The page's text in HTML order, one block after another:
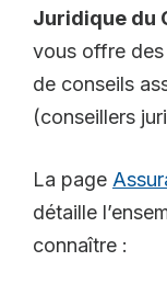
Juridique du
vous offre
de conseils
(conseillers
La page
détaille
connaître :